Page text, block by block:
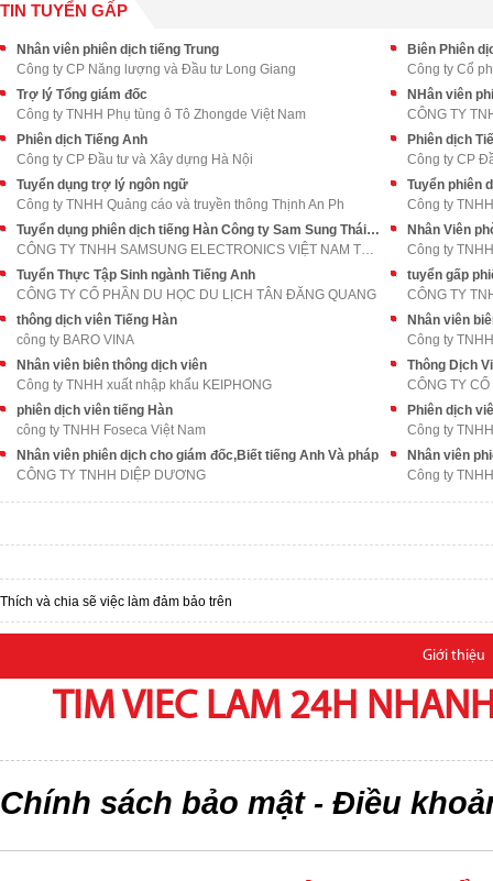
TIN TUYỂN GẤP
Nhân viên phiên dịch tiếng Trung
Công ty CP Năng lượng và Đầu tư Long Giang
Biên Phiên
Công ty Cổ
Trợ lý Tổng giám đốc
Công ty TNHH Phụ tùng ô Tô Zhongde Việt Nam
NHân viên
CÔNG TY
Phiên dịch Tiếng Anh
Công ty CP Đầu tư và Xây dựng Hà Nội
Phiên dịch
Công ty CP
Tuyển dụng trợ lý ngôn ngữ
Công ty TNHH Quảng cáo và truyền thông Thịnh An Ph
Tuyển phiên
Công ty
Tuyển dụng phiên dịch tiếng Hàn Công ty Sam Sung Thái Nguyên
CÔNG TY TNHH SAMSUNG ELECTRONICS VIỆT NAM THÁI NGU
Nhân Viên
Công ty
Tuyển Thực Tập Sinh ngành Tiếng Anh
CÔNG TY CỔ PHẦN DU HỌC DU LỊCH TÂN ĐĂNG QUANG
tuyển gấp
CÔNG TY
thông dịch viên Tiếng Hàn
công ty BARO VINA
Nhân viên
Công ty
Nhân viên biên thông dịch viên
Công ty TNHH xuất nhập khẩu KEIPHONG
Thông Dịch
CÔNG TY
phiên dịch viên tiếng Hàn
công ty TNHH Foseca Việt Nam
Phiên dịch
Công ty
Nhân viên phiên dịch cho giám đốc,Biết tiếng Anh Và pháp
CÔNG TY TNHH DIỆP DƯƠNG
Nhân viên
Công ty
Thích và chia sẽ việc làm đảm bảo trên
Giới thiệu
TIM VIEC LAM 24H
Chính sách bảo mật- Điều